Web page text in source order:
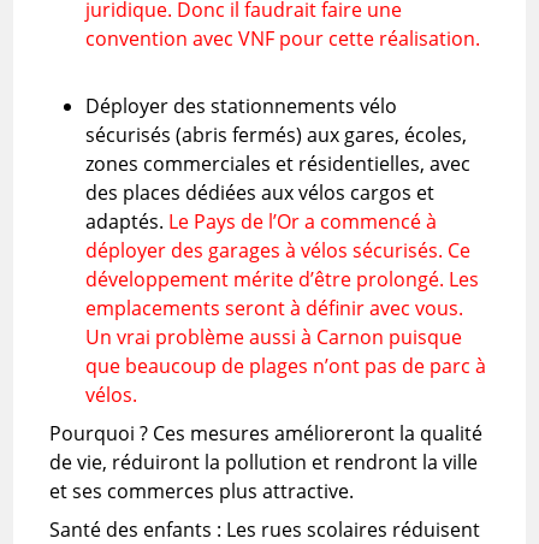
juridique. Donc il faudrait faire une
convention avec VNF pour cette réalisation.
Déployer des stationnements vélo
sécurisés (abris fermés) aux gares, écoles,
zones commerciales et résidentielles, avec
des places dédiées aux vélos cargos et
adaptés. Le Pays de l’Or a commencé à
déployer des garages à vélos sécurisés. Ce
développement mérite d’être prolongé. Les
emplacements seront à définir avec vous.
Un vrai problème aussi à Carnon puisque
que beaucoup de plages n’ont pas de parc à
vélos.
Pourquoi ? Ces mesures amélioreront la qualité
de vie, réduiront la pollution et rendront la ville
et ses commerces plus attractive.
Santé des enfants : Les rues scolaires réduisent